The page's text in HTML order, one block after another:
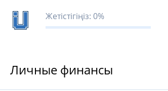
Жетістігіңіз: 0%
Личные финансы